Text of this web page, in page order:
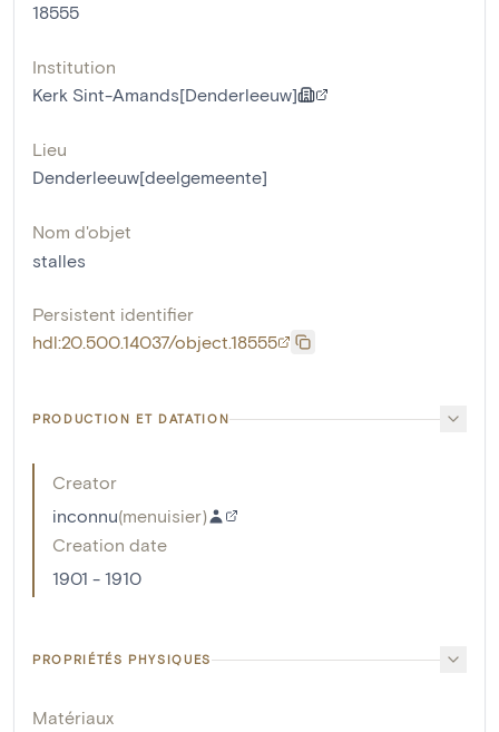
18555
Institution
Kerk Sint-Amands[Denderleeuw]
Lieu
Denderleeuw[deelgemeente]
Nom d'objet
stalles
Persistent identifier
hdl:20.500.14037/object.18555
PRODUCTION ET DATATION
Creator
inconnu(menuisier)
Creation date
1901 - 1910
PROPRIÉTÉS PHYSIQUES
Matériaux